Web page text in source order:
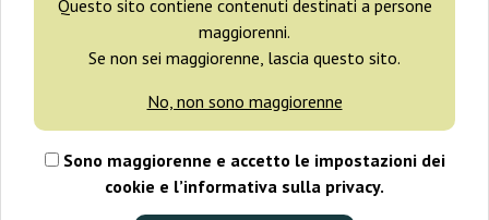
Questo sito contiene contenuti destinati a persone
maggiorenni.
Se non sei maggiorenne, lascia questo sito.
No, non sono maggiorenne
Sono maggiorenne e accetto le impostazioni dei
cookie e l’informativa sulla privacy.